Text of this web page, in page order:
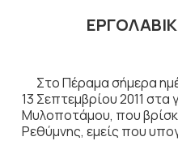
Στο Πέραμα σήμερα
13 Σεπτεμβρίου 2011
Μυλοποτάμου, που
Ρεθύμνης, εμείς που